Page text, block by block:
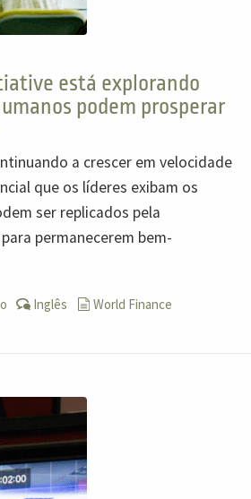
está explorando
podem prosperar
a crescer em velocidade
que os líderes exibam os
ser replicados pela
permanecerem bem-
Inglês
World Finance